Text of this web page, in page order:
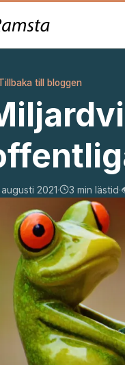
till bloggen
2021· 3 min lästid·